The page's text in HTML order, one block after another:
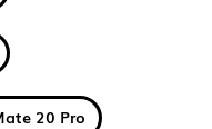
20 Pro